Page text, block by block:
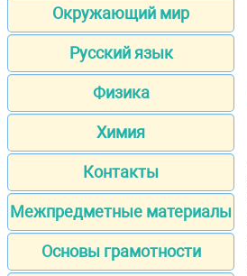
Окружающий мир
Русский язык
Физика
Химия
Контакты
Межпредметные материалы
Основы грамотности